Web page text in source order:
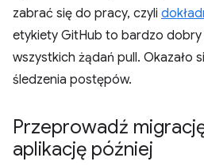
zabrać się do pracy, czyli
etykiety GitHub to bardzo
wszystkich żądań pull. Okazało
śledzenia postępów.
Przeprowadź
aplikację później